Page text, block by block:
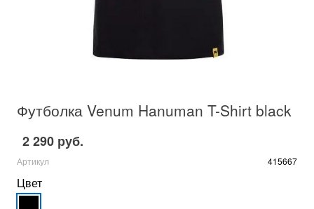
Футболка Venum Hanuman T-Shirt black
2 290 руб.
Артикул 415667
Цвет